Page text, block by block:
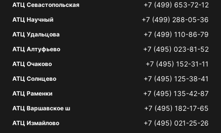
АТЦ Севастопольская +7 (499) 653-72-12
АТЦ Научный +7 (499) 288-05-36
АТЦ Удальцова +7 (499) 110-86-79
АТЦ Алтуфьево +7 (495) 023-81-52
АТЦ Очаково +7 (495) 152-31-11
АТЦ Солнцево +7 (495) 125-38-41
АТЦ Раменки +7 (495) 135-42-87
АТЦ Варшавское ш +7 (495) 182-17-65
АТЦ Измайлово +7 (495) 021-25-26